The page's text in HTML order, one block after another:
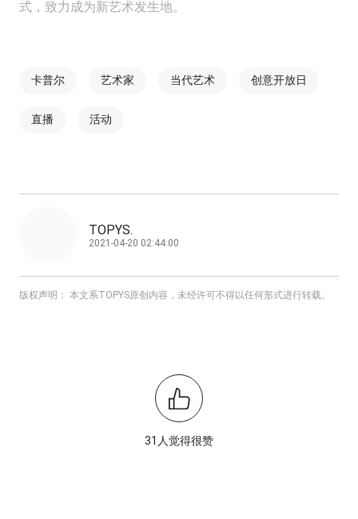
式，致力成为新艺术发生地。
卡普尔 艺术家 当代艺术 创意开放日
直播 活动
TOPYS.
2021-04-20 02:44:00
版权声明： 本文系TOPYS原创内容，未经许可不得以任何形式进行转载。
31人觉得很赞